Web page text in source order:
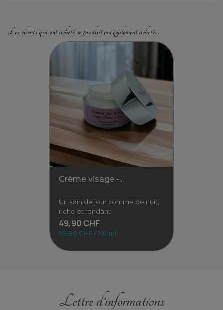
Les clients qui ont acheté ce produit ont également acheté...
Crème visage -...
Un soin de jour comme de nuit,
riche et fondant
49,90 CHF
99,80 CHF / 100ml
Lettre d’informations